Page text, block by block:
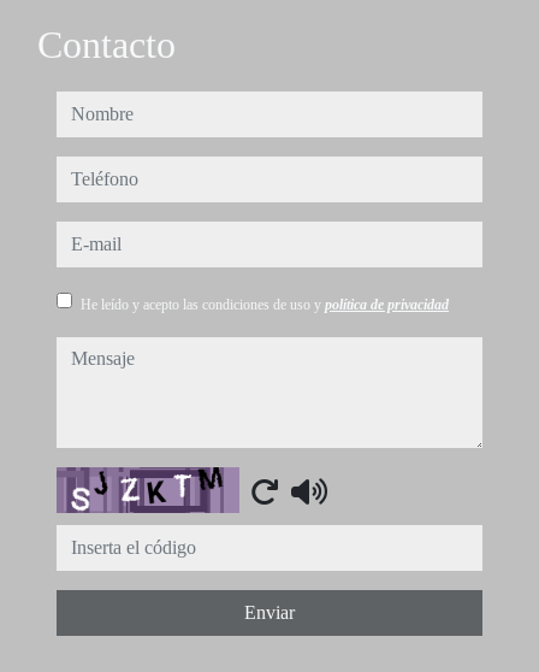
Contacto
nombre
teléfono
e-mail
He leído y acepto las condiciones de uso y política de privacidad
mensaje
Captcha
Enviar